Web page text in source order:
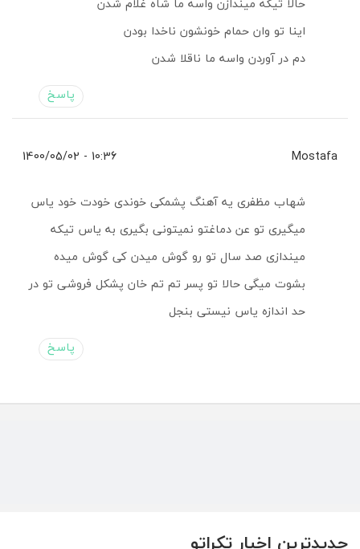
جدیدترین اخبار تکراتو
اینا تو وان حمام خونشون ناخدا بودن
دم در آوردن واسه ما ناقلا شدن
پاسخ
Mostafa
10:36 - 1400/05/02
شهاب مظفری یه آهنگ پشمکی خوندی خودت خود یاس
میگیری تو عن دماغتو نمیتونی بگیری به یاس تیکه
میندازی صد سال تو رو گوش میدن کی گوش میده
بشوت میگی حالا تو پسر تم تم خان پشکل فروشی تو در
حد اندازه یاس نیستی بنجل
پاسخ